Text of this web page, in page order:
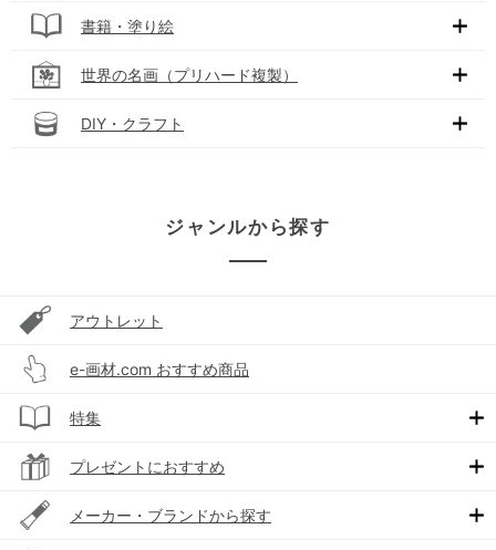
書籍・塗り絵
世界の名画（プリハード複製）
DIY・クラフト
ジャンルから探す
アウトレット
e-画材.com おすすめ商品
特集
プレゼントにおすすめ
メーカー・ブランドから探す